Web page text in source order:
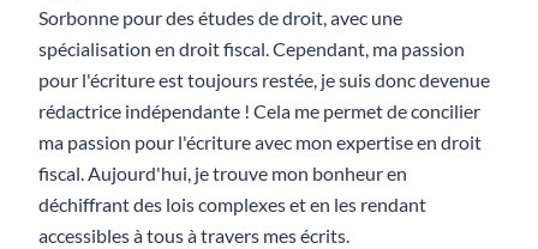
Sorbonne pour des études de droit, avec une
spécialisation en droit fiscal. Cependant, ma passion
pour l'écriture est toujours restée, je suis donc devenue
rédactrice indépendante ! Cela me permet de concilier
ma passion pour l'écriture avec mon expertise en droit
fiscal. Aujourd'hui, je trouve mon bonheur en
déchiffrant des lois complexes et en les rendant
accessibles à tous à travers mes écrits.